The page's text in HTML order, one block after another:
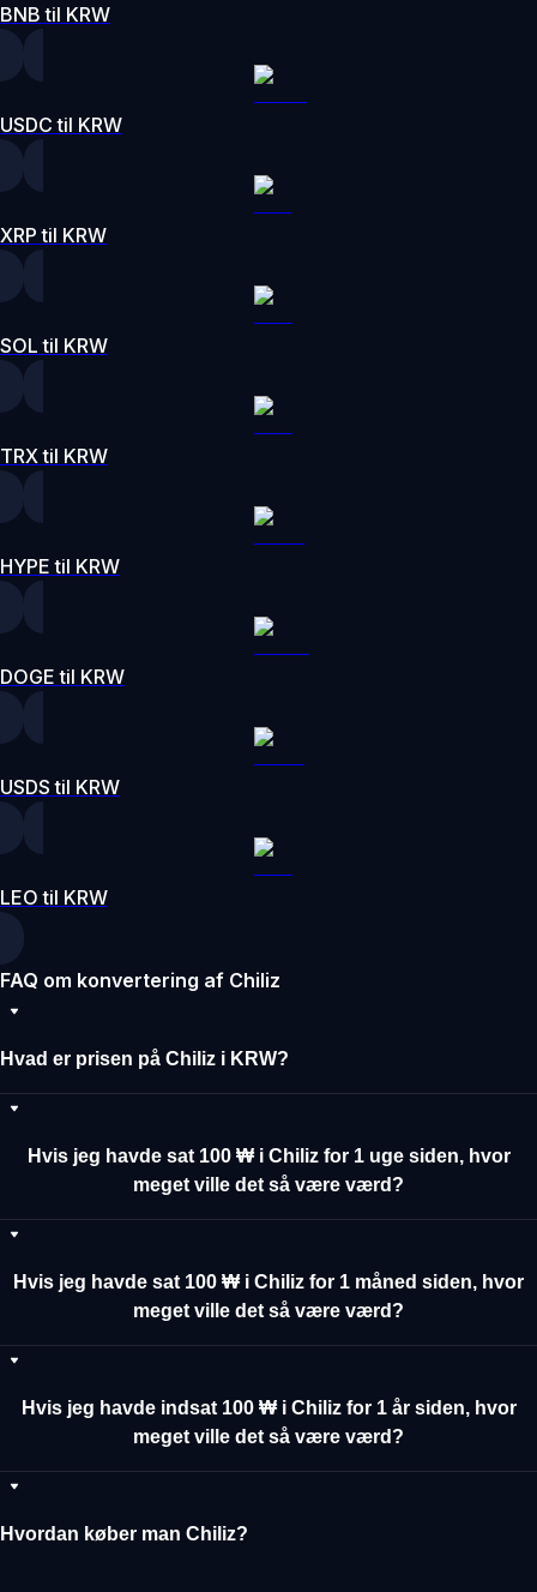
BNB til KRW
USDC til KRW
XRP til KRW
SOL til KRW
TRX til KRW
HYPE til KRW
DOGE til KRW
USDS til KRW
LEO til KRW
FAQ om konvertering af Chiliz
Hvad er prisen på Chiliz i KRW?
Hvis jeg havde sat 100 ₩ i Chiliz for 1 uge siden, hvor
meget ville det så være værd?
Hvis jeg havde sat 100 ₩ i Chiliz for 1 måned siden, hvor
meget ville det så være værd?
Hvis jeg havde indsat 100 ₩ i Chiliz for 1 år siden, hvor
meget ville det så være værd?
Hvordan køber man Chiliz?